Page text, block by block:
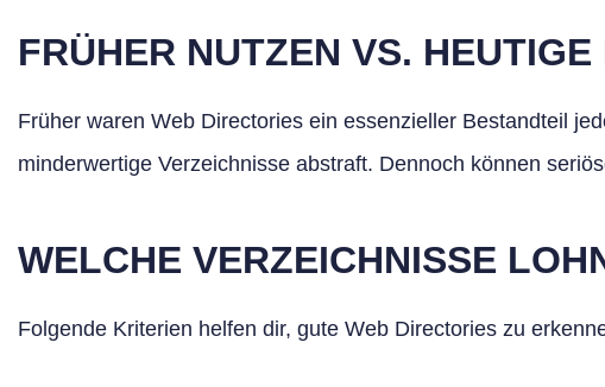
FRÜHER NUTZEN VS.
Früher waren Web Directories ein essenzieller Bestandteil
minderwertige Verzeichnisse abstraft. Dennoch können
WELCHE VERZEICHNISSE
Folgende Kriterien helfen dir, gute Web Directories zu